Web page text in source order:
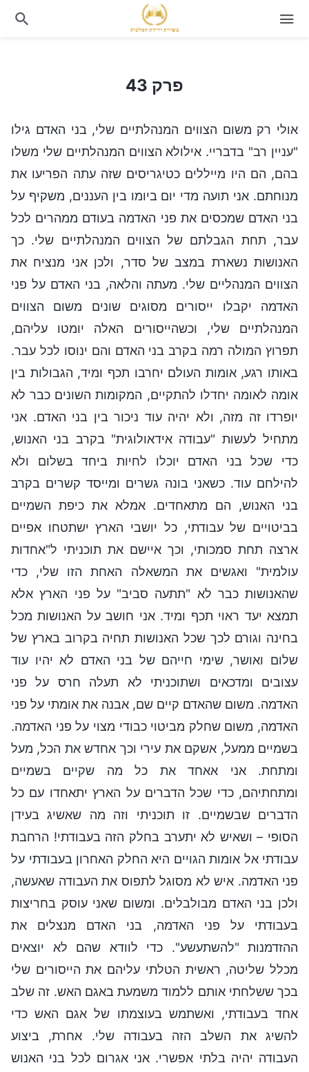
פרק 43
פרק 43
אולי רק משום הצווים המנהלתיים שלי, בני האדם גילו
"עניין רב" בדבריי. אילולא הצווים המנהלתיים שלי משלו
בהם, הם היו מייללים כטיגריסים שזה עתה הפריעו את
מנוחתם. אני תועה מדי יום ביומו בין העננים, משקיף על
בני האדם שמכסים את פני האדמה בעודם ממהרים לכל
עבר, תחת הגבלתם של הצווים המנהלתיים שלי. כך
האנושות נשארת במצב של סדר, ולכן אני מנציח את
הצווים המנהליים שלי. מעתה והלאה, בני האדם על פני
האדמה יקבלו ייסורים מסוגים שונים משום הצווים
המנהלתיים שלי, וכשהייסורים האלה יומטו עליהם,
תפרוץ המולה רמה בקרב בני האדם והם ינוסו לכל עבר.
באותו רגע, אומות העולם יחרבו תכף ומיד, הגבולות בין
אומה לאומה יחדלו להתקיים, המקומות השונים כבר לא
יופרדו זה מזה, ולא יהיה עוד ניכור בין בני האדם. אני
מתחיל לעשות "עבודה אידאולוגית" בקרב בני האנוש,
כדי שכל בני האדם יוכלו לחיות ביחד בשלום ולא
להילחם עוד. כשאני בונה גשרים ומייסד קשרים בקרב
בני האנוש, הם מתאחדים. אמלא את כיפת השמיים
בביטויים של עבודתי, כל יושבי הארץ ישתטחו אפיים
ארצה תחת סמכותי, וכך איישם את תוכניתי ל"אחדות
עולמית" ואגשים את המשאלה האחת הזו שלי, כדי
שהאנושות כבר לא "תתעה סביב" על פני הארץ אלא
תמצא יעד ראוי תכף ומיד. אני חושב על האנושות מכל
בחינה וגורם לכך שכל האנושות תחיה בקרוב בארץ של
שלום ואושר, שימי חייהם של בני האדם לא יהיו עוד
עצובים ומדכאים ושתוכניתי לא תעלה חרס על פני
האדמה. משום שהאדם קיים שם, אבנה את אומתי על פני
האדמה, משום שחלק מביטוי כבודי מצוי על פני האדמה.
בשמיים ממעל, אשקם את עירי וכך אחדש את הכל, מעל
ומתחת. אני אאחד את כל מה שקיים בשמיים
ומתחתיהם, כדי שכל הדברים על הארץ יתאחדו עם כל
הדברים שבשמיים. זו תוכניתי וזה מה שאשיג בעידן
הסופי – ושאיש לא יתערב בחלק הזה בעבודתי! הרחבת
עבודתי אל אומות הגויים היא החלק האחרון בעבודתי על
פני האדמה. איש לא מסוגל לתפוס את העבודה שאעשה,
ולכן בני האדם מבולבלים. ומשום שאני עוסק בחריצות
בעבודתי על פני האדמה, בני האדם מנצלים את
ההזדמנות "להשתעשע". כדי לוודא שהם לא יוצאים
מכלל שליטה, ראשית הטלתי עליהם את הייסורים שלי
בכך ששלחתי אותם ללמוד משמעת באגם האש. זה שלב
אחד בעבודתי, ואשתמש בעוצמתו של אגם האש כדי
להשיג את השלב הזה בעבודה שלי. אחרת, ביצוע
העבודה יהיה בלתי אפשרי. אני אגרום לכל בני האנוש